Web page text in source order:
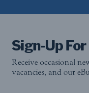
Sign-Up
Receive occasional
vacancies, and our